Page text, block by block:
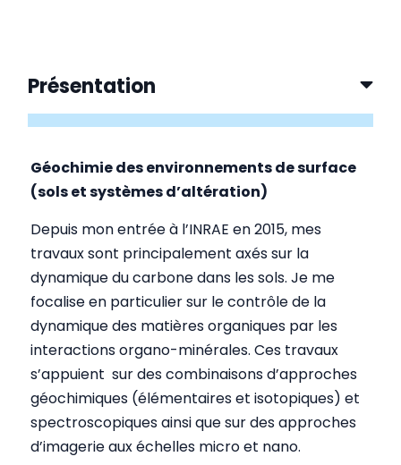
Présentation
Géochimie des environnements de surface
(sols et systèmes d’altération)
Depuis mon entrée à l’INRAE en 2015, mes
travaux sont principalement axés sur la
dynamique du carbone dans les sols. Je me
focalise en particulier sur le contrôle de la
dynamique des matières organiques par les
interactions organo-minérales. Ces travaux
s’appuient sur des combinaisons d’approches
géochimiques (élémentaires et isotopiques) et
spectroscopiques ainsi que sur des approches
d’imagerie aux échelles micro et nano.